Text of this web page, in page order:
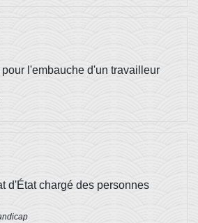
l'embauche d'un travailleur
d'État chargé des personnes